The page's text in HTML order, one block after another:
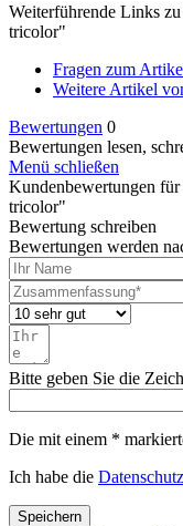
Weiterführende Links
tricolor"
Fragen zum
Weitere Artikel
Bewertungen 0
Bewertungen lesen,
Menü schließen
Kundenbewertungen
tricolor"
Bewertung schreiben
Bewertungen werden
Bitte geben Sie die
Die mit einem *
Ich habe die
Speichern